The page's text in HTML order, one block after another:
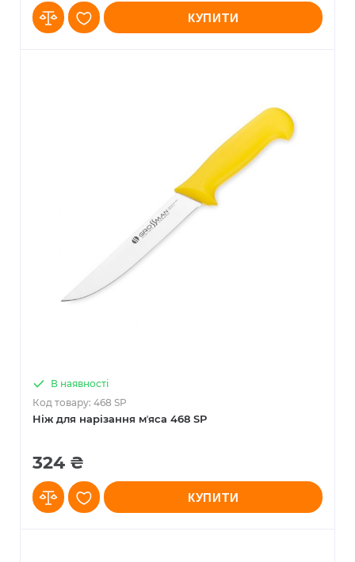
КУПИТИ
Ніж для нарізання мʼяса 468 SP
В наявності
Код товару: 468 SP
324 ₴
КУПИТИ